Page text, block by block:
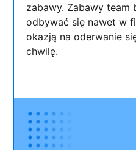
zabawy. Zabawy team
odbywać się nawet w
okazją na oderwanie
chwilę.